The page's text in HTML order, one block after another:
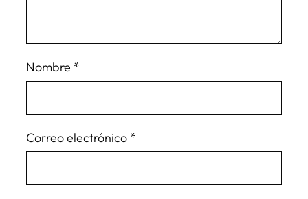
Nombre *
Correo electrónico *